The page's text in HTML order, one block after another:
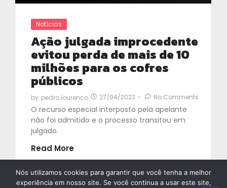
Notícias
Ação julgada improcedente
evitou perda de mais de 10
milhões para os cofres
públicos
by pedro.lourenco 27/04/2023 - No Comments
O recurso especial interposto pela apelante
não foi admitido e o processo transitou em
julgado.
Read More
See More Posts
Nós utilizamos cookies para garantir que você tenha a melhor
experiência em nosso site. Se você continua a usar este site,